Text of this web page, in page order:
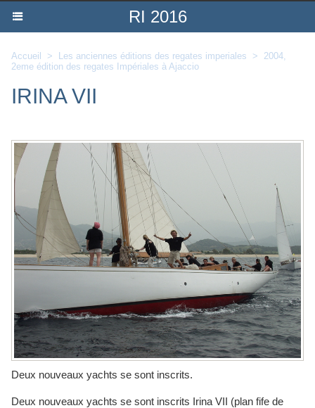
RI 2016
Accueil > Les anciennes éditions des regates imperiales >
2004,
2eme édition des regates Impériales à Ajaccio
IRINA VII
Deux nouveaux yachts se sont inscrits.
Deux nouveaux yachts se sont inscrits Irina VII (plan fife de